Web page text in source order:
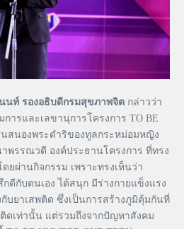
ท์ รองอธิบดีกรมสุขภาพจิต กล่าวว่า
ารและเลขานุการโครงการ TO BE
นสนองพระดำริของทูลกระหม่อมหญิง
รรณวดี องค์ประธานโครงการ ที่ทรง
ยผ่านกิจกรรม เพราะทรงเห็นว่า
ดีกับตนเอง ได้สนุก มีร่างกายแข็งแรง
บยาเสพติด ซึ่งเป็นการสร้างภูมิคุ้มกันที่
ดเท่านั้น แต่รวมถึงจากปัญหาสังคม